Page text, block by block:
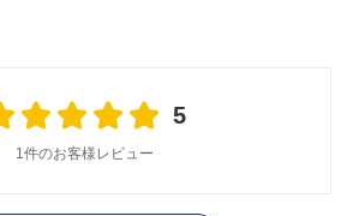
5
1件のお客様レビュー